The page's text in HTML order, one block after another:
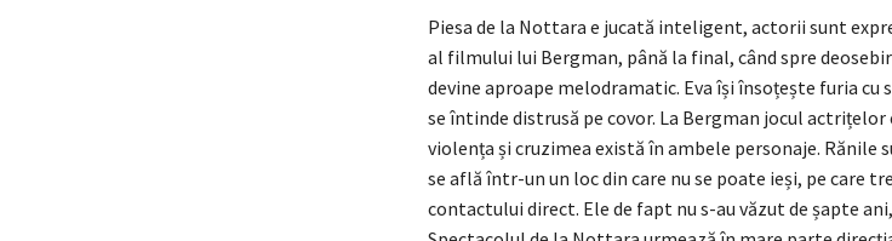
Piesa de la Nottara e jucată inteligent, actorii sunt
al filmului lui Bergman, până la final, când spre
devine aproape melodramatic. Eva își însoțește furia
se întinde distrusă pe covor. La Bergman jocul
violența și cruzimea există în ambele personaje. Rănile
se află într-un un loc din care nu se poate ieși, pe care
contactului direct. Ele de fapt nu s-au văzut de șapte